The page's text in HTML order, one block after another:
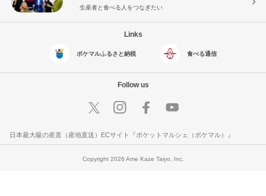
生産者と食べる人をつなぎたい
Links
ポケマルふるさと納税 食べる通信
Follow us
日本最大級の産直（産地直送）ECサイト『ポケットマルシェ（ポケマル）』
Copyright 2026 Ame Kaze Taiyo, Inc.